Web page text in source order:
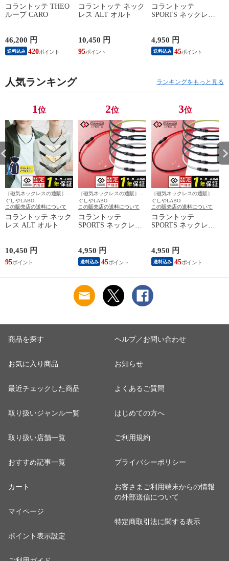
コラントッテ THEO
ループ CARO
46,200 円
送料込み 420
コラントッテ ネック
レス ALT オルト
10,450 円
95
コラントッテ
SPORTS ネックレス
4,950 円
送料込み 45
人気ランキング ランキングをもっと見る
1位
［磁気ネックレスの通販］ほ
ぐしやLABO
この販売店の送料について
コラントッテ ネック
レス ALT オルト
10,450 円
95
2位
［磁気ネックレスの通販］ほ
ぐしやLABO
この販売店の送料について
コラントッテ
SPORTS ネックレス
4,950 円
送料込み 45
3位
［磁気ネックレスの通販］ほ
ぐしやLABO
この販売店の送料について
コラントッテ
SPORTS ネックレス
4,950 円
送料込み 45
商品を探す
お気に入り商品
最近チェックした商品
取り扱いジャンル一覧
取り扱い店舗一覧
おすすめ記事一覧
カート
マイページ
ポイント表示設定
ヘルプ／お問い合わせ
お知らせ
よくあるご質問
はじめての方へ
ご利用規約
プライバシーポリシー
お客さまご利用端末からの情報
の外部送信について
特定商取引法に関する表示